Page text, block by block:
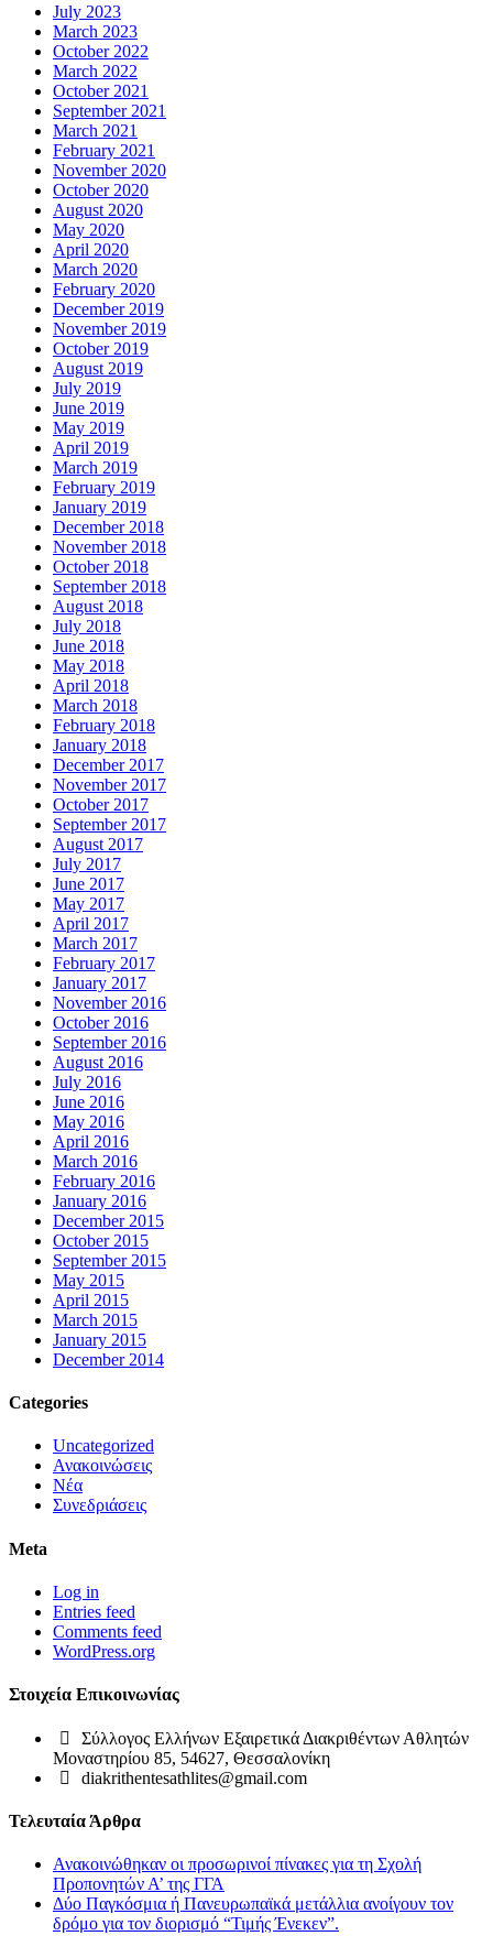
July 2023
March 2023
October 2022
March 2022
October 2021
September 2021
March 2021
February 2021
November 2020
October 2020
August 2020
May 2020
April 2020
March 2020
February 2020
December 2019
November 2019
October 2019
August 2019
July 2019
June 2019
May 2019
April 2019
March 2019
February 2019
January 2019
December 2018
November 2018
October 2018
September 2018
August 2018
July 2018
June 2018
May 2018
April 2018
March 2018
February 2018
January 2018
December 2017
November 2017
October 2017
September 2017
August 2017
July 2017
June 2017
May 2017
April 2017
March 2017
February 2017
January 2017
November 2016
October 2016
September 2016
August 2016
July 2016
June 2016
May 2016
April 2016
March 2016
February 2016
January 2016
December 2015
October 2015
September 2015
May 2015
April 2015
March 2015
January 2015
December 2014
Categories
Uncategorized
Ανακοινώσεις
Νέα
Συνεδριάσεις
Meta
Log in
Entries feed
Comments feed
WordPress.org
Στοιχεία Επικοινωνίας
Σύλλογος Ελλήνων Εξαιρετικά Διακριθέντων Αθλητών
Μοναστηρίου 85, 54627, Θεσσαλονίκη
diakrithentesathlites@gmail.com
Τελευταία Άρθρα
Ανακοινώθηκαν οι προσωρινοί πίνακες για τη Σχολή
Προπονητών Α’ της ΓΓΑ
Δύο Παγκόσμια ή Πανευρωπαϊκά μετάλλια ανοίγουν τον
δρόμο για τον διορισμό “Τιμής Ένεκεν”.